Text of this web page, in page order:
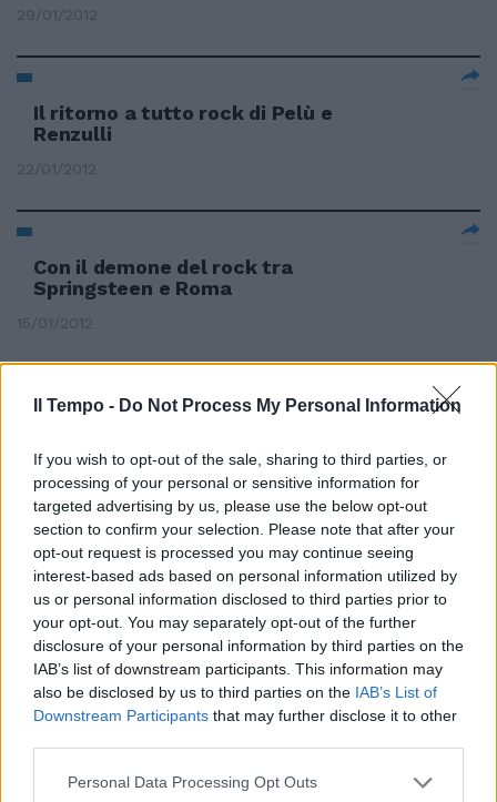
Il Tempo - Do Not Process My Personal Information
If you wish to opt-out of the sale, sharing to third parties, or
processing of your personal or sensitive information for
targeted advertising by us, please use the below opt-out
section to confirm your selection. Please note that after your
opt-out request is processed you may continue seeing
interest-based ads based on personal information utilized by
us or personal information disclosed to third parties prior to
your opt-out. You may separately opt-out of the further
disclosure of your personal information by third parties on the
IAB’s list of downstream participants. This information may
also be disclosed by us to third parties on the IAB’s List of
Downstream Participants that may further disclose it to other
Personal Data Processing Opt Outs
29/01/2012
Il ritorno a tutto rock di Pelù e
Renzulli
22/01/2012
Con il demone del rock tra
Springsteen e Roma
15/01/2012
L'energia rock dei Negramaro e
25/12/2011
Il rock alternativo tra rabbia e
genio
24/12/2011
Verdena e Bugo insieme:
all'Atlantico Live il meglio del
rock alternativo italiano